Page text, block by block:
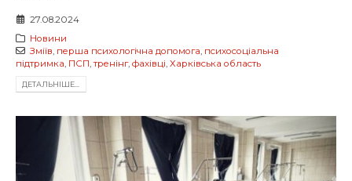
27.08.2024
Новини
Зміїв, перша психологічна допомога, психосоціальна
підтримка, ПСП,тренінг, фахівці, Харківська область
ДЕТАЛЬНIШЕ...